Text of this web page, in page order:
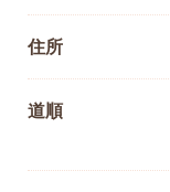
住所
道順